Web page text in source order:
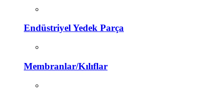
Endüstriyel Yedek Parça
Membranlar/Kılıflar